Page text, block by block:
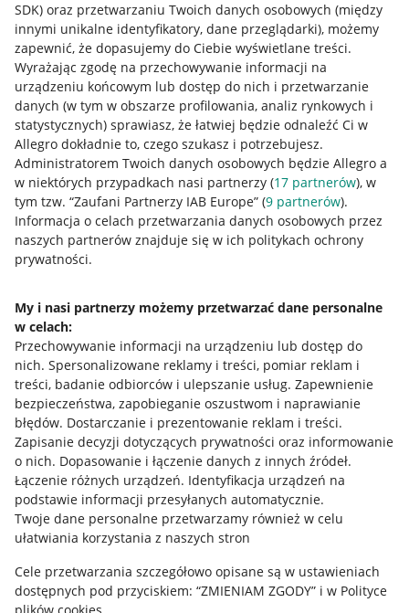
SDK) oraz przetwarzaniu Twoich danych osobowych (między
innymi unikalne identyfikatory, dane przeglądarki), możemy
zapewnić, że dopasujemy do Ciebie wyświetlane treści.
Wyrażając zgodę na przechowywanie informacji na
urządzeniu końcowym lub dostęp do nich i przetwarzanie
danych (w tym w obszarze profilowania, analiz rynkowych i
statystycznych) sprawiasz, że łatwiej będzie odnaleźć Ci w
Allegro dokładnie to, czego szukasz i potrzebujesz.
Administratorem Twoich danych osobowych będzie Allegro a
w niektórych przypadkach nasi partnerzy (17 partnerów), w
tym tzw. “Zaufani Partnerzy IAB Europe” (9 partnerów).
Informacja o celach przetwarzania danych osobowych przez
naszych partnerów znajduje się w ich politykach ochrony
prywatności.
My i nasi partnerzy możemy przetwarzać dane personalne
w celach:
Przechowywanie informacji na urządzeniu lub dostęp do
nich. Spersonalizowane reklamy i treści, pomiar reklam i
treści, badanie odbiorców i ulepszanie usług. Zapewnienie
bezpieczeństwa, zapobieganie oszustwom i naprawianie
błędów. Dostarczanie i prezentowanie reklam i treści.
Zapisanie decyzji dotyczących prywatności oraz informowanie
o nich. Dopasowanie i łączenie danych z innych źródeł.
Łączenie różnych urządzeń. Identyfikacja urządzeń na
podstawie informacji przesyłanych automatycznie.
Twoje dane personalne przetwarzamy również w celu
ułatwiania korzystania z naszych stron
Cele przetwarzania szczegółowo opisane są w ustawieniach
dostępnych pod przyciskiem: “ZMIENIAM ZGODY” i w Polityce
Napisz do nas
Allegro Gadane dla sprzedających
Allegro Gadane dla kupujących
Mapa miejscowości
Informacje prawne
Regulamin
Polityka plików "cookies"
Ustawienia plików "cookies"
Informacje dla Aktu o Usługach Cyfrowych
Pobierz aplikację
Korzystanie z serwisu oznacza akceptacjęregulaminu.